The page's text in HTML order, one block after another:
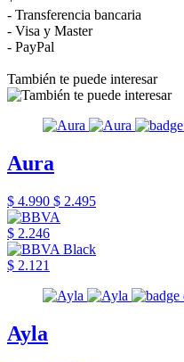
- Transferencia bancaria
- Visa y Master
- PayPal
También te puede interesar
Aura
$ 4.990 $ 2.495
$ 2.246
$ 2.121
Ayla